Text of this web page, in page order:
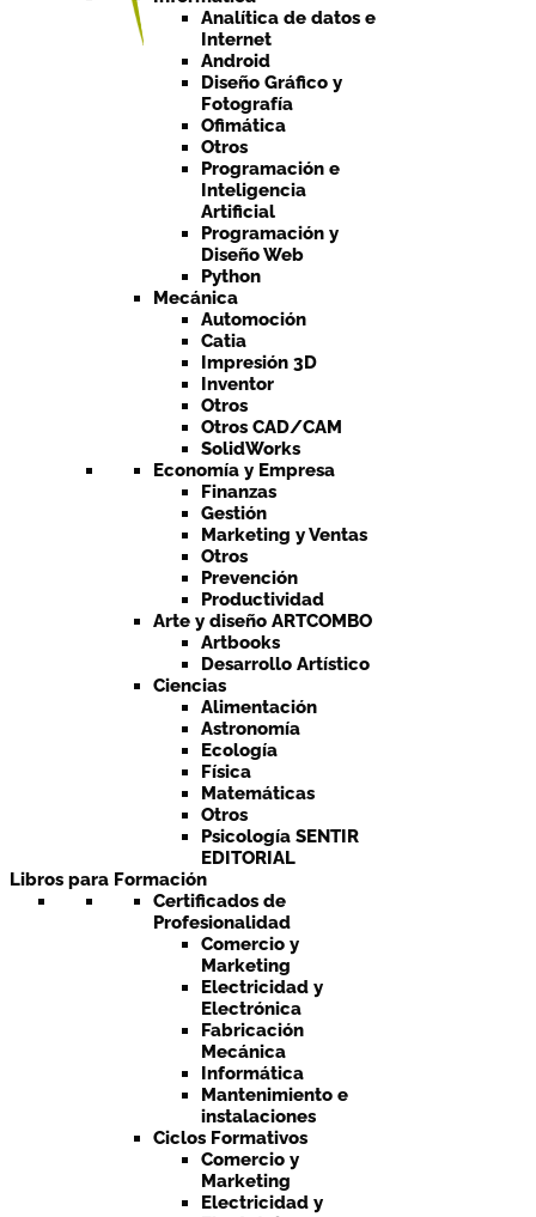
Analítica de datos e
Internet
Android
Diseño Gráfico y
Fotografía
Ofimática
Otros
Programación e
Inteligencia
Artificial
Programación y
Diseño Web
Python
Mecánica
Automoción
Catia
Impresión 3D
Inventor
Otros
Otros CAD/CAM
SolidWorks
Economía y Empresa
Finanzas
Gestión
Marketing y Ventas
Otros
Prevención
Productividad
Arte y diseño ARTCOMBO
Artbooks
Desarrollo Artístico
Ciencias
Alimentación
Astronomía
Ecología
Física
Matemáticas
Otros
Psicología SENTIR
EDITORIAL
Libros para Formación
Certificados de
Profesionalidad
Comercio y
Marketing
Electricidad y
Electrónica
Fabricación
Mecánica
Informática
Mantenimiento e
instalaciones
Ciclos Formativos
Comercio y
Marketing
Electricidad y